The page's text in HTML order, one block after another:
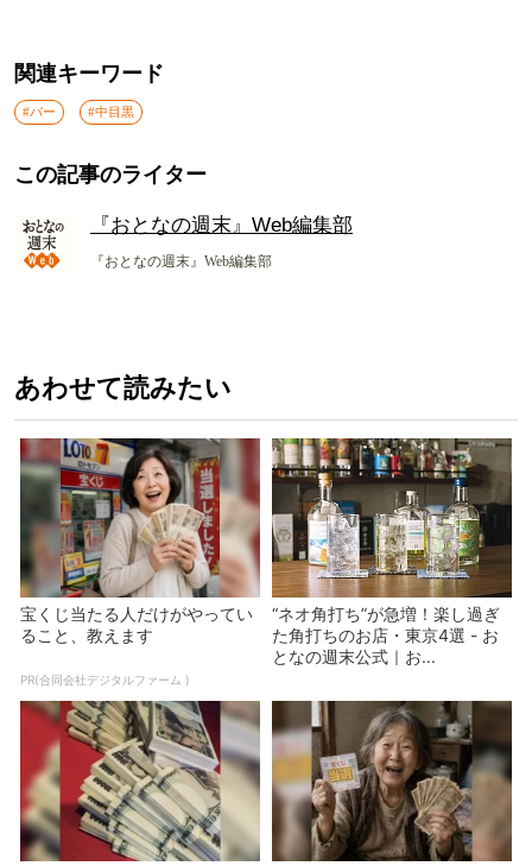
関連キーワード
#バー #中目黒
この記事のライター
『おとなの週末』Web編集部
『おとなの週末』Web編集部
あわせて読みたい
宝くじ当たる人だけがやってい
ること、教えます
PR(合同会社デジタルファーム )
“ネオ角打ち”が急増！楽し過ぎ
た角打ちのお店・東京4選 - お
となの週末公式｜お...